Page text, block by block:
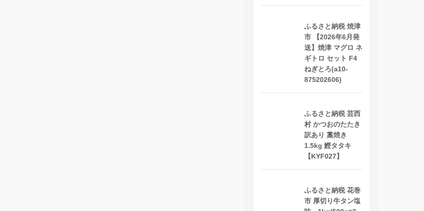
ふるさと納税 焼津
市 【2026年6月発
送】焼津 マグロ ネ
ギトロ セット F4
ねぎとろ(a10-
875202606)
ふるさと納税 芸西
村 かつおのたたき
訳あり 藁焼き
1.5kg 鰹タタキ
【KYF027】
ふるさと納税 花巻
市 厚切り牛タン塩